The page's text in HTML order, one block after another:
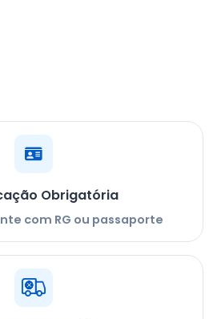
Obrigatória
com RG ou passaporte